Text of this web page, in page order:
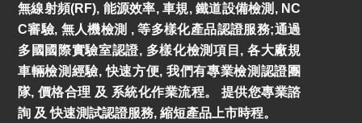
無線射頻(RF), 能源效率, 車規, 鐵道設備檢測, NC
C審驗, 無人機檢測 , 等多樣化產品認證服務;通過
多國國際實驗室認證, 多樣化檢測項目, 各大廠規
車輛檢測經驗, 快速方便, 我們有專業檢測認證團
隊, 價格合理 及 系統化作業流程。 提供您專業諮
詢 及 快速測試認證服務, 縮短產品上市時程。